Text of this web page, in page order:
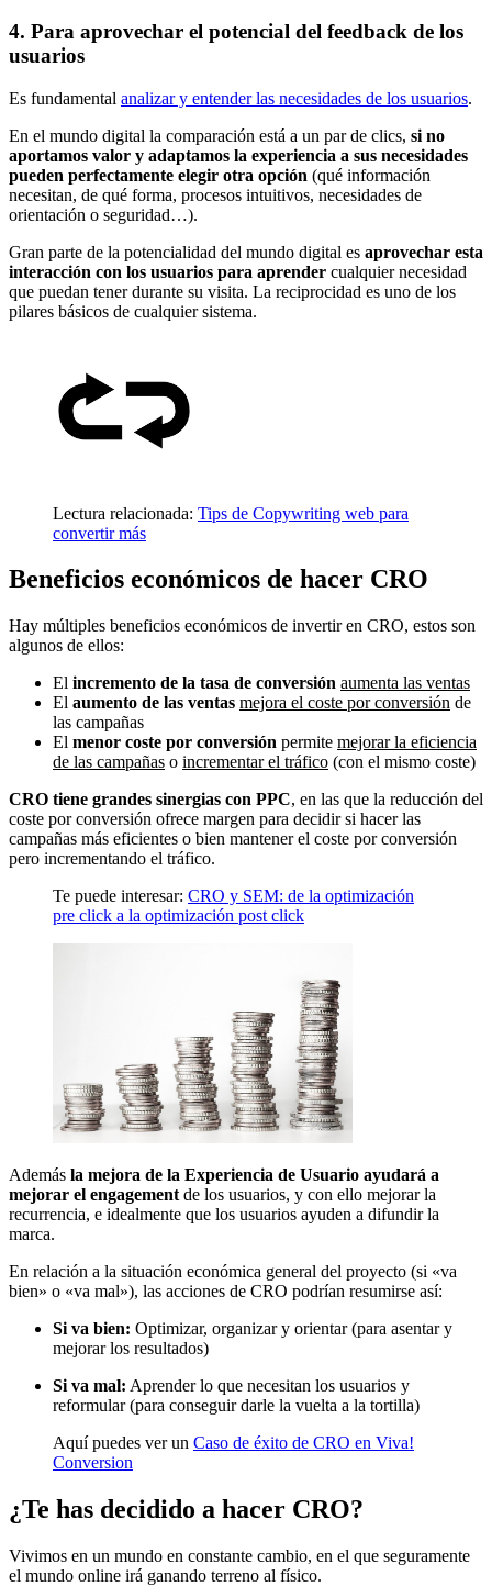
4. Para aprovechar el potencial del feedback de los
usuarios
Es fundamental analizar y entender las necesidades de los usuarios.
En el mundo digital la comparación está a un par de clics, si no
aportamos valor y adaptamos la experiencia a sus necesidades
pueden perfectamente elegir otra opción (qué información
necesitan, de qué forma, procesos intuitivos, necesidades de
orientación o seguridad…).
Gran parte de la potencialidad del mundo digital es aprovechar esta
interacción con los usuarios para aprender cualquier necesidad
que puedan tener durante su visita. La reciprocidad es uno de los
pilares básicos de cualquier sistema.
Lectura relacionada: Tips de Copywriting web para
convertir más
Beneficios económicos de hacer CRO
Hay múltiples beneficios económicos de invertir en CRO, estos son
algunos de ellos:
El incremento de la tasa de conversión aumenta las ventas
El aumento de las ventas mejora el coste por conversión de
las campañas
El menor coste por conversión permite mejorar la eficiencia
de las campañas o incrementar el tráfico (con el mismo coste)
CRO tiene grandes sinergias con PPC, en las que la reducción del
coste por conversión ofrece margen para decidir si hacer las
campañas más eficientes o bien mantener el coste por conversión
pero incrementando el tráfico.
Te puede interesar: CRO y SEM: de la optimización
pre click a la optimización post click
Además la mejora de la Experiencia de Usuario ayudará a
mejorar el engagement de los usuarios, y con ello mejorar la
recurrencia, e idealmente que los usuarios ayuden a difundir la
marca.
En relación a la situación económica general del proyecto (si «va
bien» o «va mal»), las acciones de CRO podrían resumirse así:
Si va bien: Optimizar, organizar y orientar (para asentar y
mejorar los resultados)
Si va mal: Aprender lo que necesitan los usuarios y
reformular (para conseguir darle la vuelta a la tortilla)
Aquí puedes ver un Caso de éxito de CRO en Viva!
Conversion
¿Te has decidido a hacer CRO?
Vivimos en un mundo en constante cambio, en el que seguramente
el mundo online irá ganando terreno al físico.